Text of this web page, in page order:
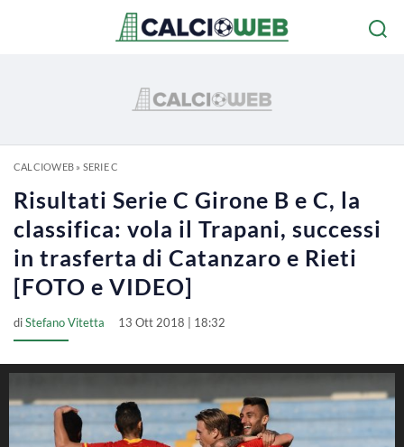
CALCIOWEB» SERIE C
Risultati Serie C Girone B e C, la
classifica: vola il Trapani, successi
in trasferta di Catanzaro e Rieti
[FOTO e VIDEO]
diStefano Vitetta 13 Ott 2018 | 18:32